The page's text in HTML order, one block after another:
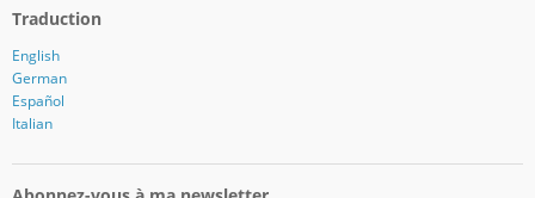
Traduction
English
German
Español
Italian